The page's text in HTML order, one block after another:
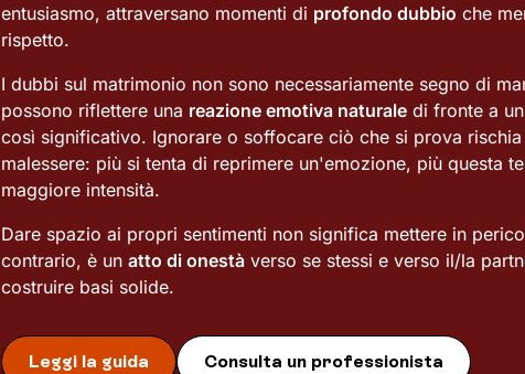
entusiasmo, attraversano momenti di profondo dubbio che
rispetto.
I dubbi sul matrimonio non sono necessariamente segno di
possono riflettere una reazione emotiva naturaledi fronte a
così significativo. Ignorare o soffocare ciò che si prova
malessere: più si tenta di reprimere un'emozione, più questa
maggiore intensità.
Dare spazio ai propri sentimenti non significa mettere in
contrario, è un atto di onestàverso se stessi e verso il/la
costruire basi solide.
Leggi la guida Consulta un professionista